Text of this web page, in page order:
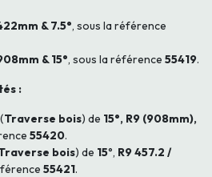
& 7.5°, sous la référence
& 15°, sous la référence 55419.
:
(Traverse bois) de 15°, R9 (908mm),
55420.
bois) de 15°, R9 457.2 /
55421.